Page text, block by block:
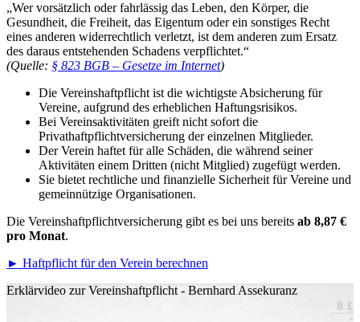
„Wer vorsätzlich oder fahrlässig das Leben, den Körper, die
Gesundheit, die Freiheit, das Eigentum oder ein sonstiges Recht
eines anderen widerrechtlich verletzt, ist dem anderen zum Ersatz
des daraus entstehenden Schadens verpflichtet.“
(Quelle: § 823 BGB – Gesetze im Internet)
Die Vereinshaftpflicht ist die wichtigste Absicherung für
Vereine, aufgrund des erheblichen Haftungsrisikos.
Bei Vereinsaktivitäten greift nicht sofort die
Privathaftpflichtversicherung der einzelnen Mitglieder.
Der Verein haftet für alle Schäden, die während seiner
Aktivitäten einem Dritten (nicht Mitglied) zugefügt werden.
Sie bietet rechtliche und finanzielle Sicherheit für Vereine und
gemeinnützige Organisationen.
Die Vereinshaftpflichtversicherung gibt es bei uns bereits ab 8,87 €
pro Monat.
► Haftpflicht für den Verein berechnen
Erklärvideo zur Vereinshaftpflicht - Bernhard Assekuranz